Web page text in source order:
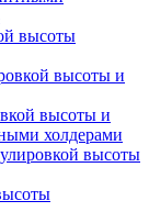
высоты
высоты и
высоты и
холдерами
высоты